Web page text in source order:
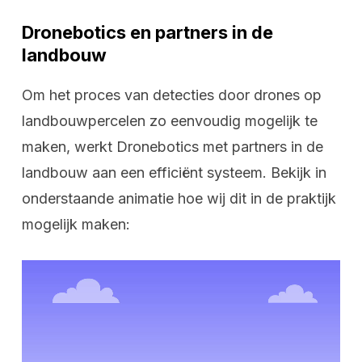
Dronebotics en partners in de
landbouw
Om het proces van detecties door drones op
landbouwpercelen zo eenvoudig mogelijk te
maken, werkt Dronebotics met partners in de
landbouw aan een efficiënt systeem. Bekijk in
onderstaande animatie hoe wij dit in de praktijk
mogelijk maken: